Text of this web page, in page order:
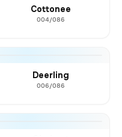
Cottonee
004/086
Deerling
006/086